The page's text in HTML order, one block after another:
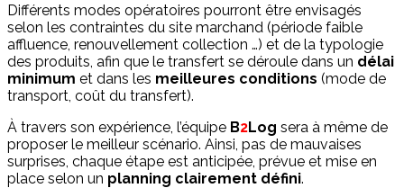
Différents modes opératoires pourront être envisagés
selon les contraintes du site marchand (période faible
affluence, renouvellement collection …) et de la typologie
des produits, afin que le transfert se déroule dans un délai
minimum et dans les meilleures conditions (mode de
transport, coût du transfert).
À travers son expérience, l’équipe B2Log sera à même de
proposer le meilleur scénario. Ainsi, pas de mauvaises
surprises, chaque étape est anticipée, prévue et mise en
place selon un planning clairement défini.